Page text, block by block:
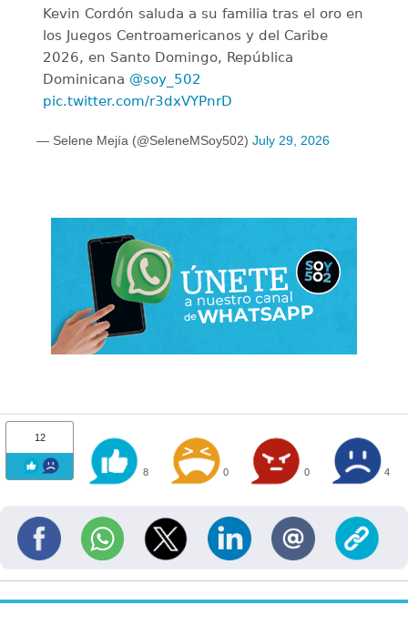
Kevin Cordón saluda a su familia tras el oro en
los Juegos Centroamericanos y del Caribe
2026, en Santo Domingo, República
Dominicana @soy_502
pic.twitter.com/r3dxVYPnrD
— Selene Mejía (@SeleneMSoy502) July 29, 2026
12
8 0 0 4